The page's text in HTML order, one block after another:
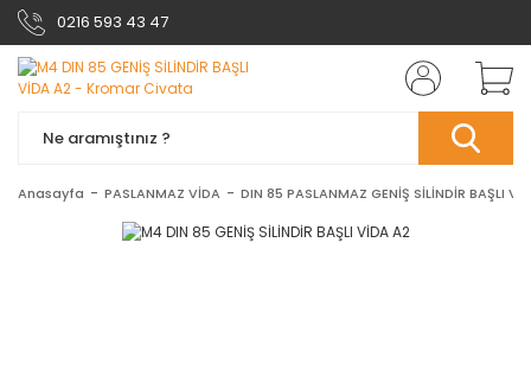
0216 593 43 47
Anasayfa PASLANMAZ VİDA DIN 85 PASLANMAZ GENİŞ SİLİNDİR BAŞLI